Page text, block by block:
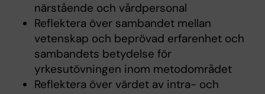
närstående och vårdpersonal
Reflektera över sambandet mellan
vetenskap och beprövad erfarenhet och
sambandets betydelse för
yrkesutövningen inom metodområdet
Reflektera över värdet av intra- och